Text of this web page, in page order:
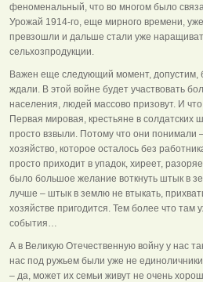
феноменальный, что во многом было
Урожай 1914-го, еще мирного времени,
превзошли и дальше стали уже
сельхозпродукции.
Важен еще следующий момент, допустим,
ждали. В этой войне будет участвовать
населения, людей массово призовут. И
Первая мировая, крестьяне в солдатских
просто взвыли. Потому что они понимали
хозяйство, которое осталось без
просто приходит в упадок, хиреет,
было большое желание воткнуть штык в
лучше – штык в землю не втыкать,
хозяйстве пригодится. Тем более что там
события…
А в Великую Отечественную войну у нас
нас под ружьем были уже не
– да, может их семьи живут не очень